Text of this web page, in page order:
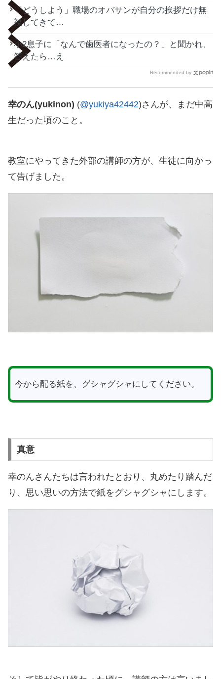
「どうしよう」職場のオバサンが自分の挨拶だけ無
視してきて…
小2息子に「なんで歯医者になったの？」と聞かれ、
答えたら…え
Recommended by
幸のん(yukinon) (@yukiya42442)さんが、まだ中高
生だった頃のこと。
教室にやってきた外部の講師の方が、生徒に向かっ
て告げました。
今から配る紙を、グシャグシャにしてください。
真意
幸のんさんたちは言われたとおり、丸めたり踏んだ
り、思い思いの方法で紙をグシャグシャにします。